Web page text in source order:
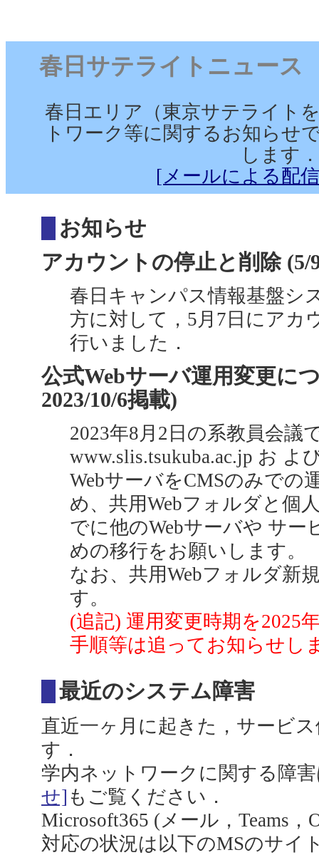
春日サテライトニュース
春日エリア（東京サテライト
トワーク等に関するお知らせ
します．
[メールによる配
お知らせ
アカウントの停止と削除 (5/
春日キャンパス情報基盤シ
方に対して，5月7日にアカ
行いました．
公式Webサーバ運用変更に
2023/10/6掲載)
2023年8月2日の系教員会議
www.slis.tsukuba.ac.jp お よ
WebサーバをCMSのみでの
め、共用Webフォルダと個
でに他のWebサーバや サ
めの移行をお願いします。
なお、共用Webフォルダ新
す。
(追記) 運用変更時期を2025
手順等は追ってお知らせし
最近のシステム障害
直近一ヶ月に起きた，サービ
す．
学内ネットワークに関する障
せ] もご覧ください．
Microsoft365 (メール，Teams
対応の状況は以下のMSのサイ